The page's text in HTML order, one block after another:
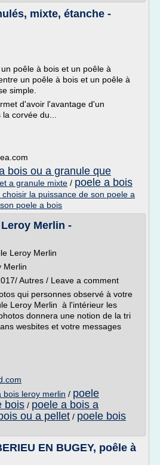
mixte, étanche -
poêle à bois et un poêle à
un poêle à bois et un poêle à
simple.
d'avoir l'avantage d'un
corvée du...
bois ou a granule que
a granule mixte / poele a bois
la puissance de son poele a
poele a bois
Merlin -
Leroy Merlin
Merlin
Autres / Leave a comment
qui personnes observé à votre
Leroy Merlin à l'intérieur les
donnera une notion de la tri
wesbites et votre messages
bois leroy merlin / poele
bois / poele a bois a
ou a pellet / poele bois
EN BUGEY, poêle à